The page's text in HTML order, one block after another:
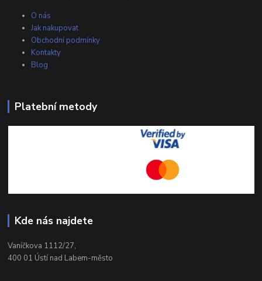
O nás
Jak nakupovat
Obchodní podmínky
Kontakty
Blog
Platební metody
Kde nás najdete
Vaníčkova 1112/27,
400 01 Ústí nad Labem-město